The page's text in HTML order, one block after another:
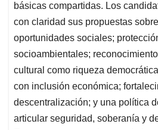
básicas compartidas. Los
con claridad sus propuestas
oportunidades sociales;
socioambientales;
cultural como riqueza
con inclusión económica;
descentralización; y una política
articular seguridad, soberanía y